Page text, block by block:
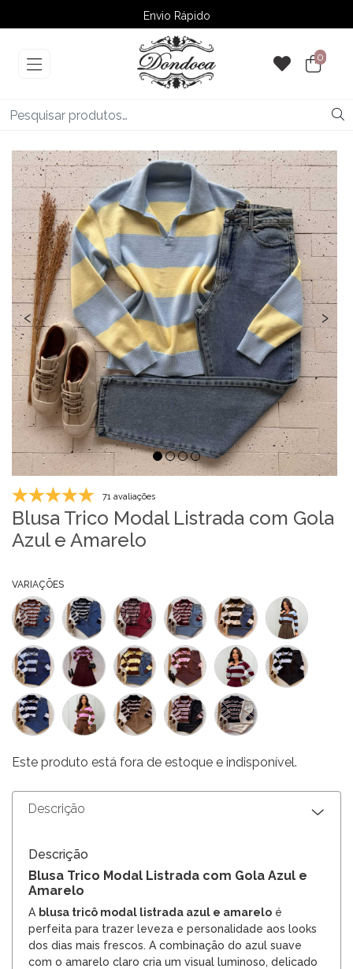
Envio Rápido
➚ Ofertas– Até 60% OFF
0
‹ ›
71 avaliações
Blusa Trico Modal Listrada com Gola
Azul e Amarelo
VARIAÇÕES
Este produto está fora de estoque e indisponível.
Descrição
Descrição
Blusa Trico Modal Listrada com Gola Azul e
Amarelo
A blusa tricô modal listrada azul e amarelo é
perfeita para trazer leveza e personalidade aos looks
dos dias mais frescos. A combinação do azul suave
com o amarelo claro cria um visual luminoso, delicado